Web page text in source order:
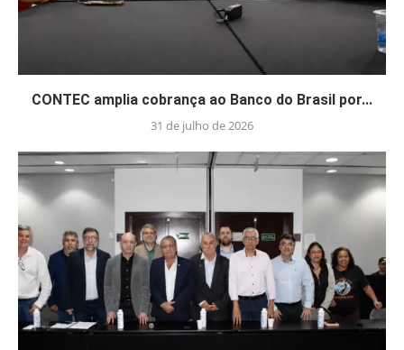
CONTEC amplia cobrança ao Banco do Brasil por...
31 de julho de 2026